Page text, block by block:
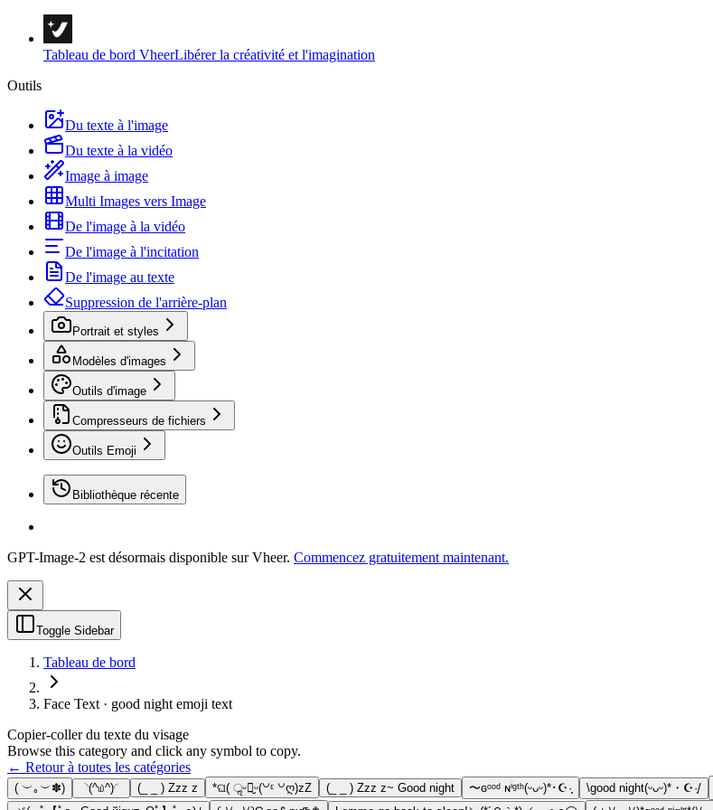
Tableau de bord VheerLibérer la créativité et l'imagination
Outils
Du texte à l'image
Du texte à la vidéo
Image à image
Multi Images vers Image
De l'image à la vidéo
De l'image à l'incitation
De l'image au texte
Suppression de l'arrière-plan
Portrait et styles
Modèles d'images
Outils d'image
Compresseurs de fichiers
Outils Emoji
Bibliothèque récente
GPT-Image-2 est désormais disponible sur Vheer. Commencez gratuitement maintenant.
Toggle Sidebar
Tableau de bord
Face Text · good night emoji text
Copier-coller du texte du visage
Browse this category and click any symbol to copy.
← Retour à toutes les catégories
( ︶｡︶✽) ◝(^௰^)◜ (_ _ ) Zzz z *ଘ( ॢᵕ꒶̮ᵕ(꒡ᵋ ꒡ღ)zZ (_ _ ) Zzz z~ Good night 〜ɢᵒᵒᵈ ɴⁱᵍᵗʰ(ᵕᴗᵕ)*･☪︎·̩͙ \good night(ᵕᴗᵕ)*・☪︎·̩͙/